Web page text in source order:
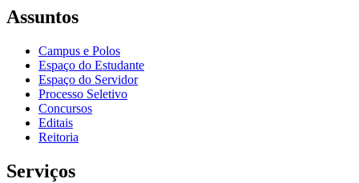
Assuntos
Campus e Polos
Espaço do Estudante
Espaço do Servidor
Processo Seletivo
Concursos
Editais
Reitoria
Serviços